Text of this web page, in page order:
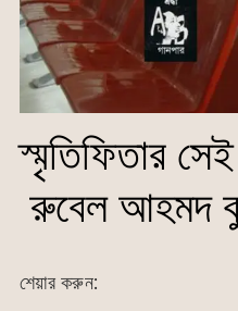
স্মৃতিফিতার
রুবেল আহমদ
শেয়ার করুন: